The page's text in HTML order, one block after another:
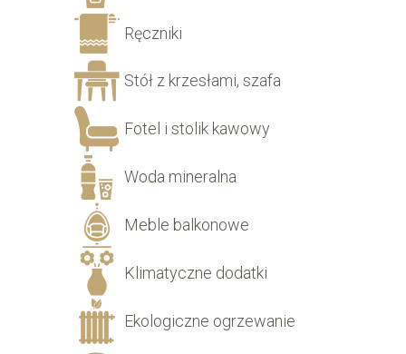
Ręczniki
Stół z krzesłami, szafa
Fotel i stolik kawowy
Woda mineralna
Meble balkonowe
Klimatyczne dodatki
Ekologiczne ogrzewanie